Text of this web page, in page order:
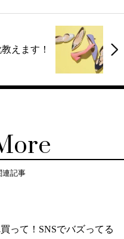
えます！
連記事
買って！SNSでバズってる